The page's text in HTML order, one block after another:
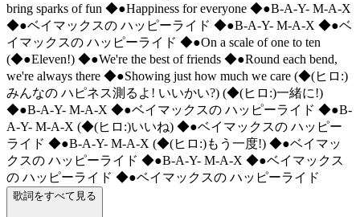
bring sparks of fun ◆●Happiness for everyone ◆●B-A-Y- M-A-X
◆●ベイマックスの ハッピーライド ◆●B-A-Y- M-A-X ◆●ベ
イマックスの ハッピーライド ◆●On a scale of one to ten
(◆●Eleven!) ◆●We're the best of friends ◆●Round each bend,
we're always there ◆●Showing just how much we care (◆(ヒロ:)
みんなの ハピネス測るよ! いいかい?) (◆(ヒロ:)一緒に!)
◆●B-A-Y- M-A-X ◆●ベイマックスの ハッピーライド ◆●B-
A-Y- M-A-X (◆(ヒロ:)いいね) ◆●ベイマックスの ハッピー
ライド ◆●B-A-Y- M-A-X (◆(ヒロ:)もう一度!) ◆●ベイマッ
クスの ハッピーライド ◆●B-A-Y- M-A-X ◆●ベイマックス
の ハッピーライド ◆●ベイマックスの ハッピーライド
歌詞をすべて見る